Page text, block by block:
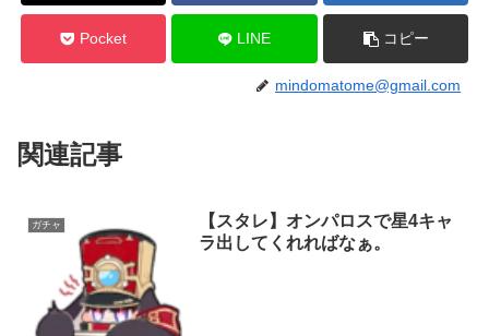
Pocket LINE コピー
mindomatome@gmail.com
関連記事
ガチャ
【スタレ】オンパロスで星4キャ
ラ出してくれればなぁ。